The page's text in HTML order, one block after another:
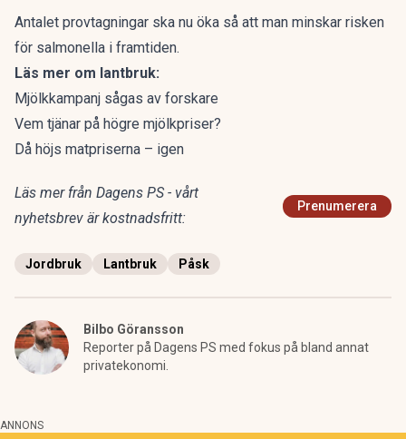
Antalet provtagningar ska nu öka så att man minskar risken
för salmonella i framtiden.
Läs mer om lantbruk:
Mjölkkampanj sågas av forskare
Vem tjänar på högre mjölkpriser?
Då höjs matpriserna – igen
Läs mer från Dagens PS - vårt
nyhetsbrev är kostnadsfritt:
Prenumerera
Jordbruk Lantbruk Påsk
Bilbo Göransson
Reporter på Dagens PS med fokus på bland annat
privatekonomi.
ANNONS